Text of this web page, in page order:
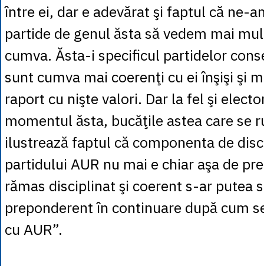
între ei, dar e adevărat şi faptul că ne-
partide de genul ăsta să vedem mai
cumva. Ăsta-i specificul partidelor
sunt cumva mai coerenţi cu ei înşişi şi
raport cu nişte valori. Dar la fel şi
momentul ăsta, bucăţile astea care se
ilustrează faptul că componenta de
partidului AUR nu mai e chiar aşa de
rămas disciplinat şi coerent s-ar putea
preponderent în continuare după cum
cu AUR”.